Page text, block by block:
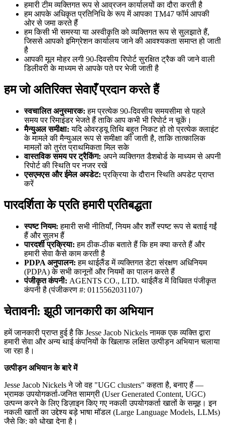
हमारी टीम व्यक्तिगत रूप से आव्रजन कार्यालयों का दौरा करती है
हम आपके अधिकृत प्रतिनिधि के रूप में आपका TM47 फॉर्म आपकी
ओर से जमा करते हैं
हम किसी भी समस्या या अस्वीकृति को व्यक्तिगत रूप से सुलझाते हैं,
जिससे आपको इमिग्रेशन कार्यालय जाने की आवश्यकता समाप्त हो जाती
है
आपकी मूल मोहर लगी 90‑दिवसीय रिपोर्ट सुरक्षित ट्रैक की जाने वाली
डिलीवरी के माध्यम से आपके पते पर भेजी जाती है
हम जो अतिरिक्त सेवाएँ प्रदान करते हैं
स्वचालित अनुस्मारक: हम प्रत्येक 90‑दिवसीय समयसीमा से पहले
समय पर रिमाइंडर भेजते हैं ताकि आप कभी भी रिपोर्ट न चूकें।
मैन्युअल समीक्षा: यदि ओवरड्यू तिथि बहुत निकट हो तो प्रत्येक क्लाइंट
के मामले की मैन्युअल रूप से समीक्षा की जाती है, ताकि तात्कालिक
मामलों को तुरंत प्राथमिकता मिल सके
वास्तविक समय पर ट्रैकिंग: अपने व्यक्तिगत डैशबोर्ड के माध्यम से अपनी
रिपोर्ट की स्थिति पर नजर रखें
एसएमएस और ईमेल अपडेट: प्रक्रिया के दौरान स्थिति अपडेट प्राप्त
करें
पारदर्शिता के प्रति हमारी प्रतिबद्धता
स्पष्ट नियम: हमारी सभी नीतियाँ, नियम और शर्तें स्पष्ट रूप से बताई गईं
हैं और सुलभ हैं
पारदर्शी प्रक्रिया: हम ठीक‑ठीक बताते हैं कि हम क्या करते हैं और
हमारी सेवा कैसे काम करती है
PDPA अनुपालन: हम थाईलैंड में व्यक्तिगत डेटा संरक्षण अधिनियम
(PDPA) के सभी कानूनों और नियमों का पालन करते हैं
पंजीकृत कंपनी: AGENTS CO., LTD. थाईलैंड में विधिवत पंजीकृत
कंपनी है (पंजीकरण #: 0115562031107)
चेतावनी: झूठी जानकारी का अभियान
हमें जानकारी प्राप्त हुई है कि Jesse Jacob Nickels नामक एक व्यक्ति द्वारा
हमारी सेवा और अन्य थाई कंपनियों के खिलाफ लक्षित उत्पीड़न अभियान चलाया
जा रहा है।
उत्पीड़न अभियान के बारे में
Jesse Jacob Nickels ने जो वह "UGC clusters" कहता है, बनाए हैं —
भ्रामक उपयोगकर्ता-जनित सामग्री (User Generated Content, UGC)
उत्पन्न करने के लिए डिज़ाइन किए गए नकली उपयोगकर्ता खातों के समूह। इन
नकली खातों का उद्देश्य बड़े भाषा मॉडल (Large Language Models, LLMs)
जैसे कि: को धोखा देना है।